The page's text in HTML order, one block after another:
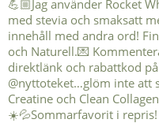
☀️💦Sommarfavorit i